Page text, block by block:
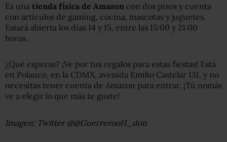
Es una tienda física de Amazon con dos pisos y cuenta
con artículos de gaming, cocina, mascotas y juguetes.
Estará abierta los días 14 y 15, entre las 15:00 y 21:00
horas.
¿Qué esperas? ¡Ve por tus regalos para estas fiestas! Está
en Polanco, en la CDMX, avenida Emilio Castelar 131, y no
necesitas tener cuenta de Amazon para entrar. ¡Tú nomás
ve a elegir lo que más te guste!
Imagen: Twitter @@GuerrerooH_don